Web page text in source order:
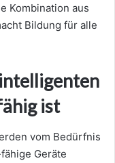
Kombination aus
Bildung für alle
ist
vom Bedürfnis
Geräte